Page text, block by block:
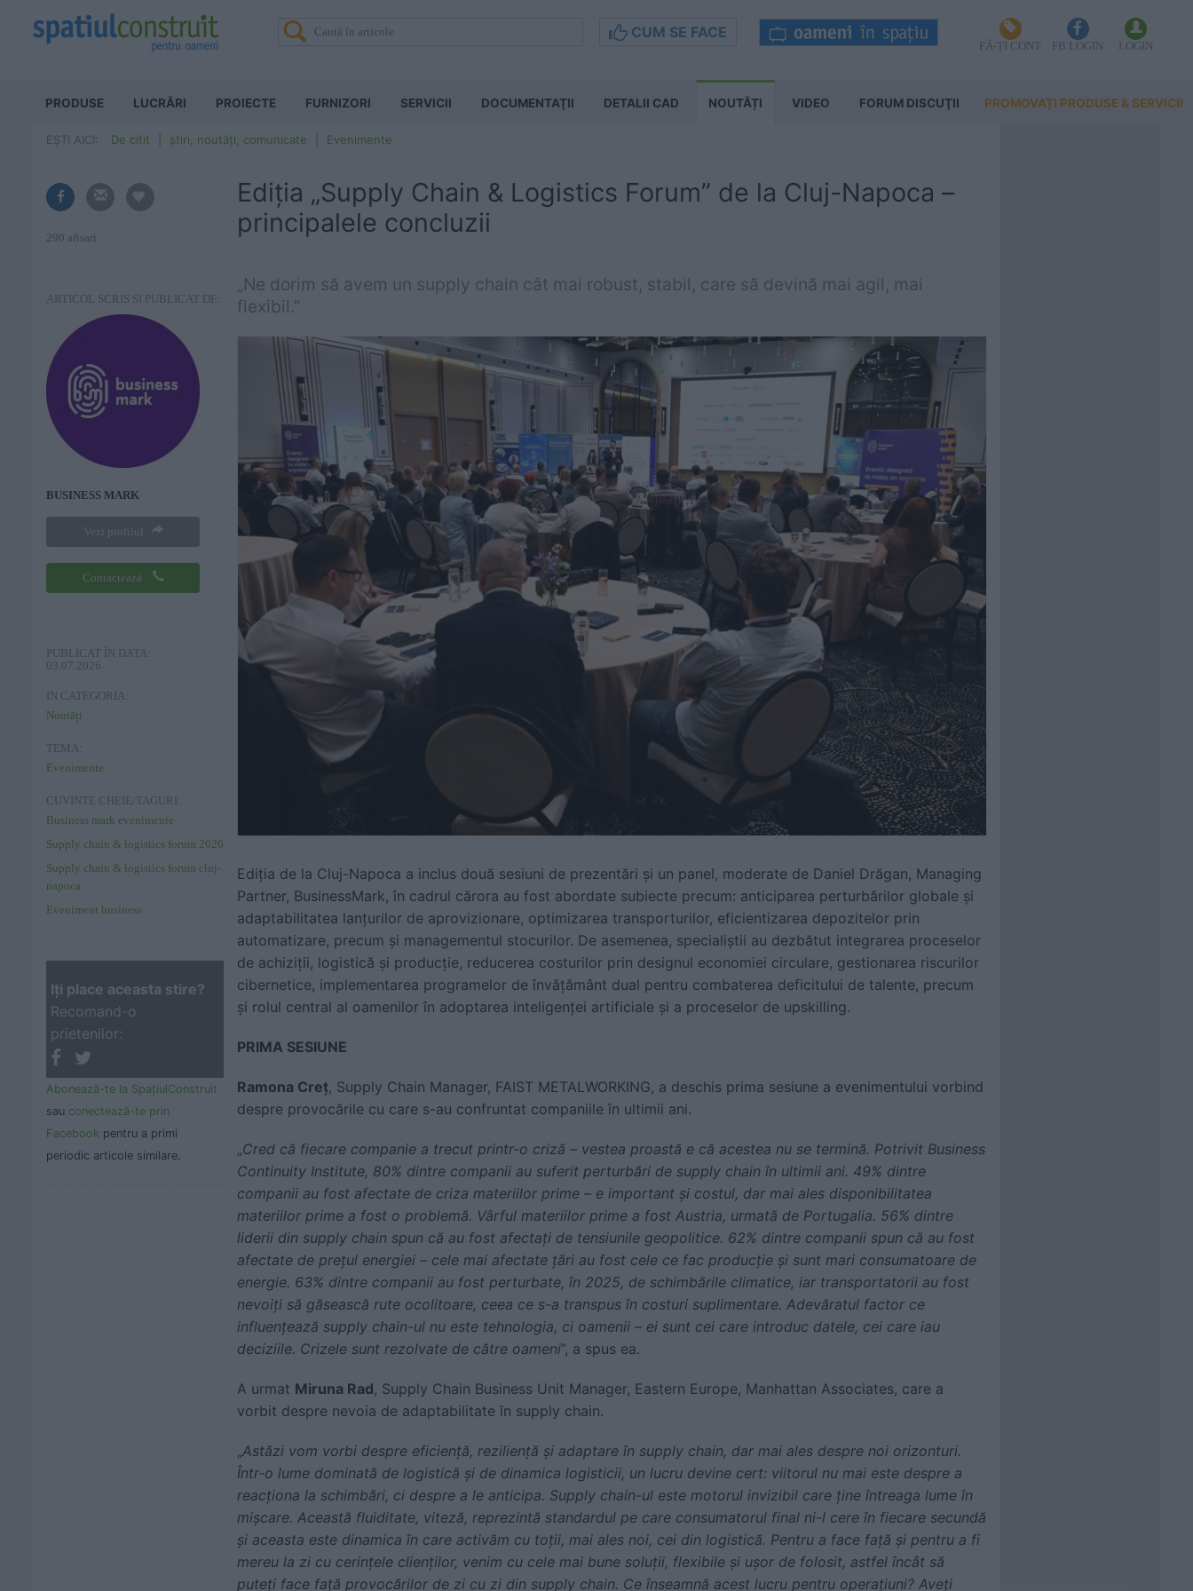
CUM SE FACE
FĂ-ȚI CONT FB LOGIN LOGIN
PRODUSE LUCRĂRI PROIECTE FURNIZORI SERVICII DOCUMENTAŢII DETALII CAD NOUTĂȚI VIDEO FORUM DISCUŢII PROMOVAȚI PRODUSE & SERVICII
EȘTI AICI: De citit știri, noutăți, comunicate Evenimente
290 afisari
ARTICOL SCRIS SI PUBLICAT DE:
BUSINESS MARK
Vezi profilul
Contactează
PUBLICAT ÎN DATA:
03.07.2026
IN CATEGORIA:
Noutăți
TEMA:
Evenimente
CUVINTE CHEIE/TAGURI:
Business mark evenimente
Supply chain & logistics forum 2026
Supply chain & logistics forum cluj-
napoca
Eveniment business
Iţi place aceasta stire?
Recomand-o
prietenilor:
Abonează-te la SpaţiulConstruit
sau conectează-te prin
Facebook pentru a primi
periodic articole similare.
Ediția „Supply Chain & Logistics Forum” de la Cluj-Napoca –
principalele concluzii
„Ne dorim să avem un supply chain cât mai robust, stabil, care să devină mai agil, mai
flexibil.”
Ediția de la Cluj-Napoca a inclus două sesiuni de prezentări și un panel, moderate de Daniel Drăgan, Managing
Partner, BusinessMark, în cadrul cărora au fost abordate subiecte precum: anticiparea perturbărilor globale și
adaptabilitatea lanțurilor de aprovizionare, optimizarea transporturilor, eficientizarea depozitelor prin
automatizare, precum și managementul stocurilor. De asemenea, specialiștii au dezbătut integrarea proceselor
de achiziții, logistică și producție, reducerea costurilor prin designul economiei circulare, gestionarea riscurilor
cibernetice, implementarea programelor de învățământ dual pentru combaterea deficitului de talente, precum
și rolul central al oamenilor în adoptarea inteligenței artificiale și a proceselor de upskilling.
PRIMA SESIUNE
Ramona Creț, Supply Chain Manager, FAIST METALWORKING, a deschis prima sesiune a evenimentului vorbind
despre provocările cu care s-au confruntat companiile în ultimii ani.
„Cred că fiecare companie a trecut printr-o criză – vestea proastă e că acestea nu se termină. Potrivit Business
Continuity Institute, 80% dintre companii au suferit perturbări de supply chain în ultimii ani. 49% dintre
companii au fost afectate de criza materiilor prime – e important și costul, dar mai ales disponibilitatea
materiilor prime a fost o problemă. Vârful materiilor prime a fost Austria, urmată de Portugalia. 56% dintre
liderii din supply chain spun că au fost afectați de tensiunile geopolitice. 62% dintre companii spun că au fost
afectate de prețul energiei – cele mai afectate țări au fost cele ce fac producție și sunt mari consumatoare de
energie. 63% dintre companii au fost perturbate, în 2025, de schimbările climatice, iar transportatorii au fost
nevoiți să găsească rute ocolitoare, ceea ce s-a transpus în costuri suplimentare. Adevăratul factor ce
influențează supply chain-ul nu este tehnologia, ci oamenii – ei sunt cei care introduc datele, cei care iau
deciziile. Crizele sunt rezolvate de către oameni”, a spus ea.
A urmat Miruna Rad, Supply Chain Business Unit Manager, Eastern Europe, Manhattan Associates, care a
vorbit despre nevoia de adaptabilitate în supply chain.
„Astăzi vom vorbi despre eficiență, reziliență și adaptare în supply chain, dar mai ales despre noi orizonturi.
Într-o lume dominată de logistică și de dinamica logisticii, un lucru devine cert: viitorul nu mai este despre a
reacționa la schimbări, ci despre a le anticipa. Supply chain-ul este motorul invizibil care ține întreaga lume în
mișcare. Această fluiditate, viteză, reprezintă standardul pe care consumatorul final ni-l cere în fiecare secundă
și aceasta este dinamica în care activăm cu toții, mai ales noi, cei din logistică. Pentru a face față și pentru a fi
mereu la zi cu cerințele clienților, venim cu cele mai bune soluții, flexibile și ușor de folosit, astfel încât să
puteți face față provocărilor de zi cu zi din supply chain. Ce înseamnă acest lucru pentru operațiuni? Aveți